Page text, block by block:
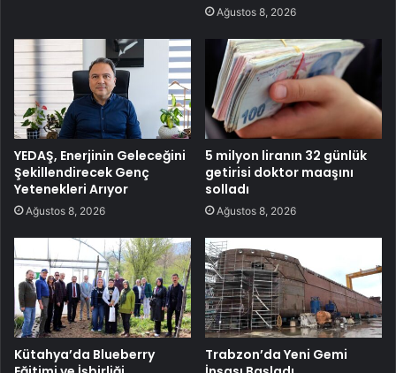
Ağustos 8, 2026
YEDAŞ, Enerjinin Geleceğini
Şekillendirecek Genç
Yetenekleri Arıyor
Ağustos 8, 2026
5 milyon liranın 32 günlük
getirisi doktor maaşını
solladı
Ağustos 8, 2026
Kütahya’da Blueberry
Trabzon’da Yeni Gemi